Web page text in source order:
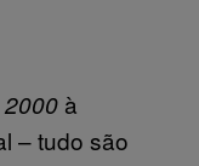
à
– tudo são